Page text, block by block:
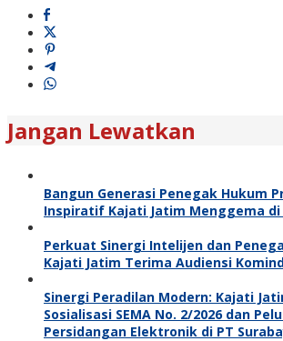
Jangan Lewatkan
Bangun Generasi Penegak Hukum
Inspiratif Kajati Jatim Menggema di
Perkuat Sinergi Intelijen dan
Kajati Jatim Terima Audiensi
Sinergi Peradilan Modern: Kajati
Sosialisasi SEMA No. 2/2026 dan
Persidangan Elektronik di PT